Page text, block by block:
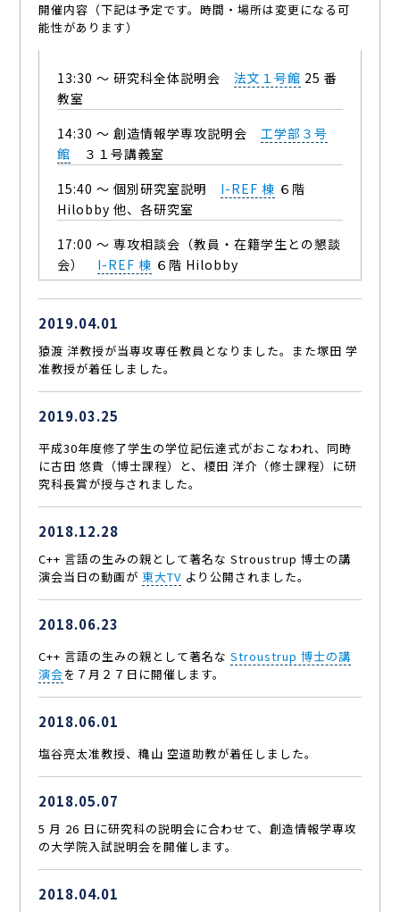
開催内容（下記は予定です。時間・場所は変更になる可
能性があります）
13:30 ～ 研究科全体説明会法文１号館 25 番
教室
14:30 ～ 創造情報学専攻説明会工学部３号
館 ３１号講義室
15:40 ～ 個別研究室説明 I-REF 棟 ６階
Hilobby 他、各研究室
17:00 ～ 専攻相談会（教員・在籍学生との懇談
会） I-REF 棟 ６階 Hilobby
2019.04.01
猿渡 洋教授が当専攻専任教員となりました。また塚田 学
准教授が着任しました。
2019.03.25
平成30年度修了学生の学位記伝達式がおこなわれ、同時
に古田 悠貴（博士課程）と、榎田 洋介（修士課程）に研
究科長賞が授与されました。
2018.12.28
C++ 言語の生みの親として著名な Stroustrup 博士の講
演会当日の動画が 東大TV より公開されました。
2018.06.23
C++ 言語の生みの親として著名なStroustrup 博士の講
演会を７月２７日に開催します。
2018.06.01
塩谷亮太准教授、穐山 空道助教が着任しました。
2018.05.07
5 月 26 日に研究科の説明会に合わせて、創造情報学専攻
の大学院入試説明会を開催します。
2018.04.01